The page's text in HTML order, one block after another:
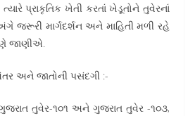
પ્રાકૃતિક ખેતી કરતાં ખેડૂતોને તુવેરનાં
જરૂરી માર્ગદર્શન અને માહિતી મળી રહે
જાણીએ.
અને જાતોની પસંદગી :-
તુવેર-૧૦૧ અને ગુજરાત તુવેર -૧૦૩,